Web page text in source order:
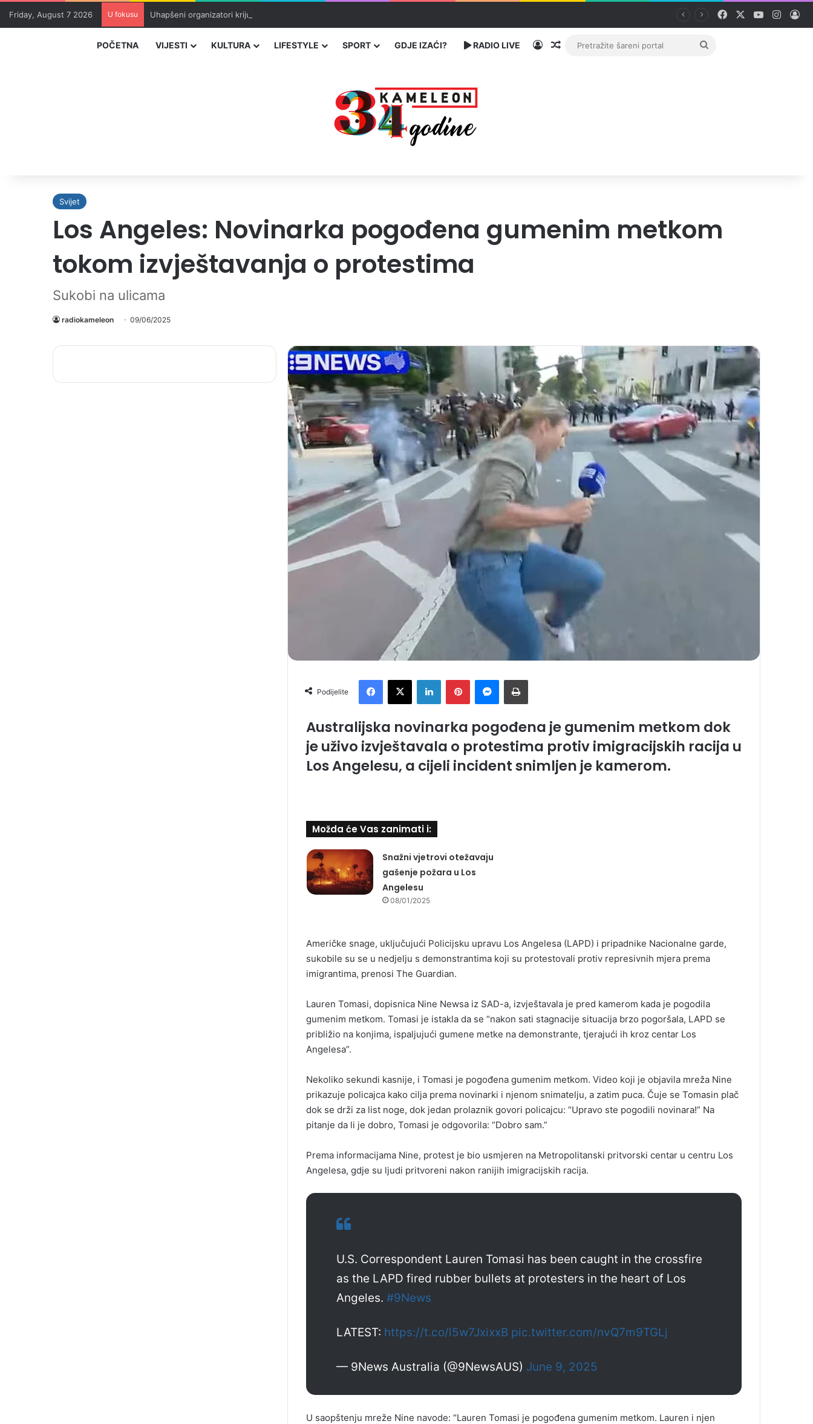
Friday, August 7 2026 U fokusu Uhapšeni organizatori krijumčarenja migranata preko BiH i Balkana Facebook YouTube
POČETNA VIJESTI KULTURA LIFESTYLE SPORT GDJE IZAĆI? RADIO LIVE PrijavaRandom članak
Pretražite
Svijet
Los Angeles: Novinarka pogođena gumenim metkom
tokom izvještavanja o protestima
Sukobi na ulicama
radiokameleon 09/06/2025
Podijelite
Australijska novinarka pogođena je gumenim metkom dok
je uživo izvještavala o protestima protiv imigracijskih racija u
Los Angelesu, a cijeli incident snimljen je kamerom.
Možda će Vas zanimati i:
Snažni vjetrovi otežavaju
gašenje požara u Los
Angelesu
08/01/2025
Američke snage, uključujući Policijsku upravu Los Angelesa (LAPD) i pripadnike Nacionalne garde,
sukobile su se u nedjelju s demonstrantima koji su protestovali protiv represivnih mjera prema
imigrantima, prenosi The Guardian.
Lauren Tomasi, dopisnica Nine Newsa iz SAD-a, izvještavala je pred kamerom kada je pogodila
gumenim metkom. Tomasi je istakla da se “nakon sati stagnacije situacija brzo pogoršala, LAPD se
približio na konjima, ispaljujući gumene metke na demonstrante, tjerajući ih kroz centar Los
Angelesa”.
Nekoliko sekundi kasnije, i Tomasi je pogođena gumenim metkom. Video koji je objavila mreža Nine
prikazuje policajca kako cilja prema novinarki i njenom snimatelju, a zatim puca. Čuje se Tomasin plač
dok se drži za list noge, dok jedan prolaznik govori policajcu: “Upravo ste pogodili novinara!” Na
pitanje da li je dobro, Tomasi je odgovorila: “Dobro sam.”
Prema informacijama Nine, protest je bio usmjeren na Metropolitanski pritvorski centar u centru Los
Angelesa, gdje su ljudi pritvoreni nakon ranijih imigracijskih racija.
U.S. Correspondent Lauren Tomasi has been caught in the crossfire
as the LAPD fired rubber bullets at protesters in the heart of Los
Angeles. #9News
LATEST: https://t.co/l5w7JxixxB pic.twitter.com/nvQ7m9TGLj
— 9News Australia (@9NewsAUS) June 9, 2025
U saopštenju mreže Nine navode: “Lauren Tomasi je pogođena gumenim metkom. Lauren i njen